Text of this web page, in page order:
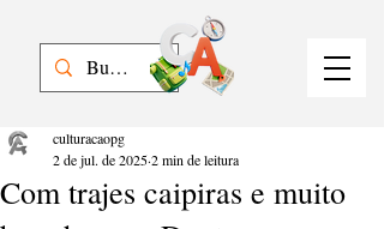
Com trajes caipiras e muito
culturacaopg
2 de jul. de 20252 min de leitura